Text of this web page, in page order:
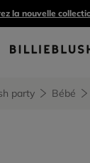
la nouvelle
party Bébé